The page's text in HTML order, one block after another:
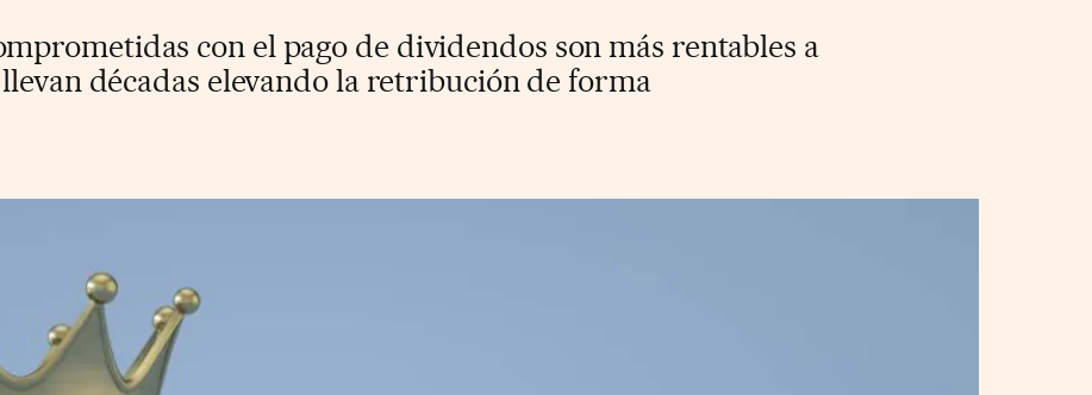
con el pago de dividendos son más rentables a
décadas elevando la retribución de forma